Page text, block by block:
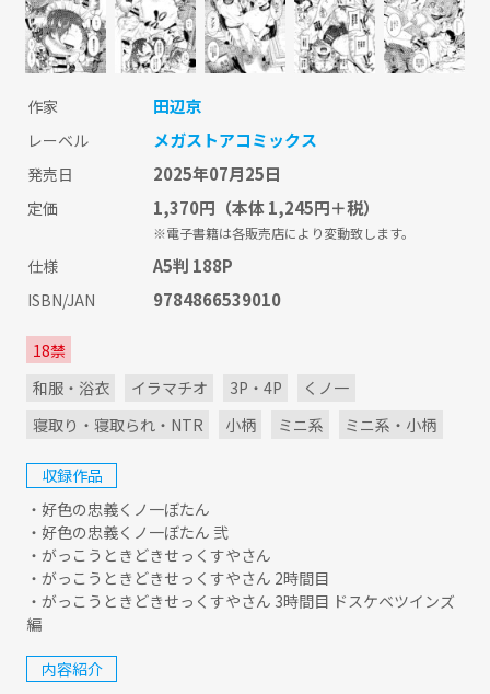
作家 田辺京
レーベル メガストアコミックス
発売日 2025年07月25日
定価 1,370円 （本体 1,245円＋税）
※電子書籍は各販売店により変動致します。
仕様 A5判 188P
ISBN/JAN 9784866539010
18禁
和服・浴衣
イラマチオ 3P・4P
くノ一
寝取り・寝取られ・NTR
小柄 ミニ系 ミニ系・小柄
収録作品
・好色の忠義くノ一ぼたん
・好色の忠義くノ一ぼたん 弐
・がっこうときどきせっくすやさん
・がっこうときどきせっくすやさん 2時間目
・がっこうときどきせっくすやさん 3時間目 ドスケベツインズ
編
内容紹介